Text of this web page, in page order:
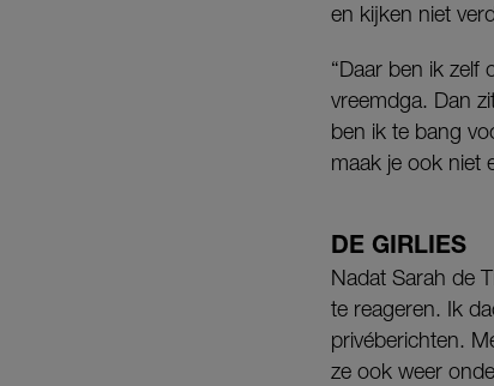
en kijken niet
“Daar ben ik zelf
vreemdga. Dan
ben ik te bang
maak je ook niet
DE GIRLIES
Nadat Sarah de
te reageren. Ik
privéberichten.
ze ook weer